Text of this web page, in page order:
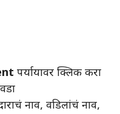
पर्यायावर क्लिक करा
नाव, वडिलांचं नाव,